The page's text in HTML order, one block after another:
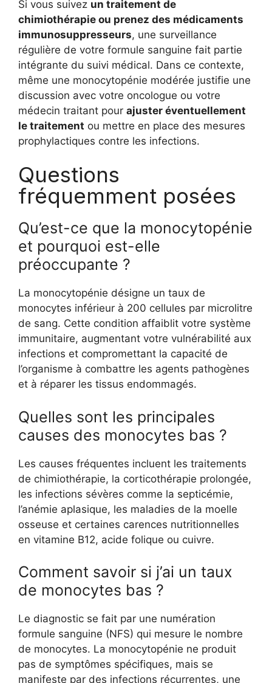
Si vous suivez un traitement de
chimiothérapie ou prenez des médicaments
immunosuppresseurs, une surveillance
régulière de votre formule sanguine fait partie
intégrante du suivi médical. Dans ce contexte,
même une monocytopénie modérée justifie une
discussion avec votre oncologue ou votre
médecin traitant pour ajuster éventuellement
le traitement ou mettre en place des mesures
prophylactiques contre les infections.
Questions
fréquemment posées
Qu’est-ce que la monocytopénie
et pourquoi est-elle
préoccupante ?
La monocytopénie désigne un taux de
monocytes inférieur à 200 cellules par microlitre
de sang. Cette condition affaiblit votre système
immunitaire, augmentant votre vulnérabilité aux
infections et compromettant la capacité de
l’organisme à combattre les agents pathogènes
et à réparer les tissus endommagés.
Quelles sont les principales
causes des monocytes bas ?
Les causes fréquentes incluent les traitements
de chimiothérapie, la corticothérapie prolongée,
les infections sévères comme la septicémie,
l’anémie aplasique, les maladies de la moelle
osseuse et certaines carences nutritionnelles
en vitamine B12, acide folique ou cuivre.
Comment savoir si j’ai un taux
de monocytes bas ?
Le diagnostic se fait par une numération
formule sanguine (NFS) qui mesure le nombre
de monocytes. La monocytopénie ne produit
pas de symptômes spécifiques, mais se
manifeste par des infections récurrentes, une